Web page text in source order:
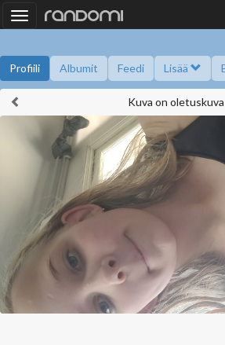
Toggle
navigation
Profiili Albumit Feedi Lisää
Kysy minulta Kaverikirja
Kuva on oletuskuva